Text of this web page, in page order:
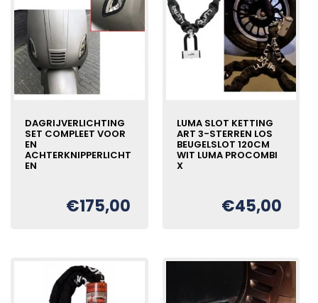
DAGRIJVERLICHTING
SET COMPLEET VOOR
EN
ACHTERKNIPPERLICHT
EN
Oorspronkelijke
€175,00
Huidige
LUMA SLOT KETTING
ART 3-STERREN LOS
BEUGELSLOT 120CM
WIT LUMA PROCOMBI
X
€45,00